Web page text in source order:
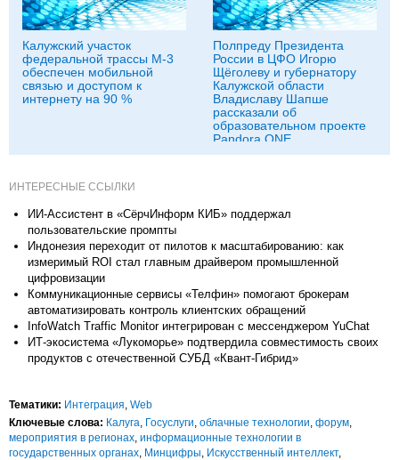
Калужский участок
федеральной трассы М-3
обеспечен мобильной
связью и доступом к
интернету на 90 %
Полпреду Президента
России в ЦФО Игорю
Щёголеву и губернатору
Калужской области
Владиславу Шапше
рассказали об
образовательном проекте
Pandora ONE
ИНТЕРЕСНЫЕ ССЫЛКИ
ИИ-Ассистент в «СёрчИнформ КИБ» поддержал
пользовательские промпты
Индонезия переходит от пилотов к масштабированию: как
измеримый ROI стал главным драйвером промышленной
цифровизации
Коммуникационные сервисы «Телфин» помогают брокерам
автоматизировать контроль клиентских обращений
InfoWatch Traffic Monitor интегрирован с мессенджером YuChat
ИТ-экосистема «Лукоморье» подтвердила совместимость своих
продуктов с отечественной СУБД «Квант-Гибрид»
Тематики: Интеграция Web
Ключевые слова: Калуга Госуслуги облачные технологии форум
мероприятия в регионах информационные технологии в
государственных органах Минцифры Искусственный интеллект,